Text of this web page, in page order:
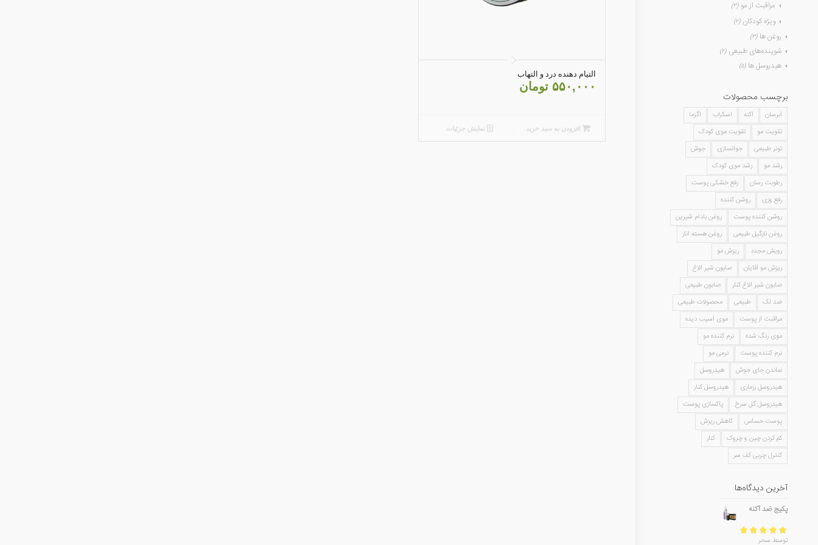
5.00
التیام دهنده درد و التهاب
۵۵۰,۰۰۰ تومان
افزودن به سبد خرید نمایش جزئیات
مراقبت از مو (۳)
ویژه کودکان (۲)
روغن ها (۳)
شوینده‌های طبیعی (۲)
هیدروسل ها (۵)
برچسب محصولات
آبرسان آکنه اسکراب
اگزما
تقویت مو
تقویت موی کودک
تونر طبیعی
جوانسازی
جوش
رشد مو
رشد موی کودک
رطوبت رسان
رفع خشکی پوست
رفع وزی
روشن کننده
روشن کننده پوست
روغن بادام شیرین
روغن نارگیل طبیعی
روغن هسته انار
رویش مجدد
ریزش مو
ریزش مو آقایان
صابون شیر الاغ
صابون شیر الاغ کنار
صابون طبیعی
ضد لک
طبیعی
محصولات طبیعی
مراقبت از پوست
موی آسیب دیده
موی رنگ شده
نرم کننده مو
نرم کننده پوست
نرمی مو
نماندن جای جوش
هیدروسل
هیدروسل رزماری
هیدروسل کنار
هیدروسل گل سرخ
پاکسازی پوست
پوست حساس
کاهش ریزش
کم کردن چین و چروک
کنار
کنترل چربی کف سر
آخرین دیدگاه‌ها
پکیج ضد آکنه
امتیاز 5از 5
توسط سحر